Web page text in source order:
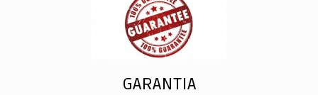
GARANTIA